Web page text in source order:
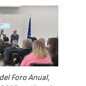
Foro Anual,